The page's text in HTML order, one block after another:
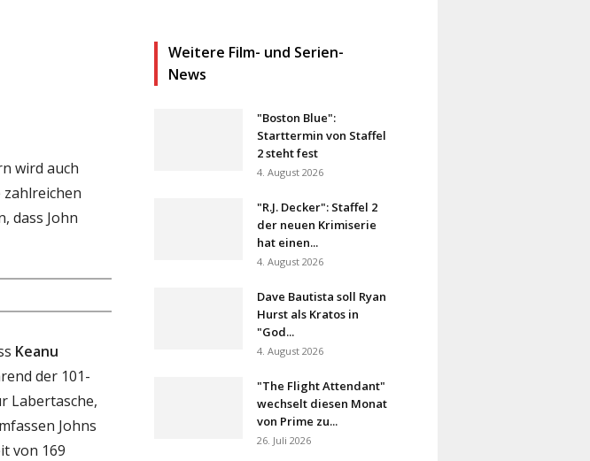
wird auch
dass John
Keanu
der 101-
Labertasche,
Johns
von 169
Weitere Film- und Serien-
News
"Boston Blue":
Starttermin von Staffel
2 steht fest
4. August 2026
"R.J. Decker": Staffel 2
der neuen Krimiserie
hat einen...
4. August 2026
Dave Bautista soll Ryan
Hurst als Kratos in
"God...
4. August 2026
"The Flight Attendant"
wechselt diesen Monat
von Prime zu...
26. Juli 2026